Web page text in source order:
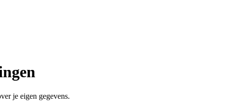
je eigen gegevens.